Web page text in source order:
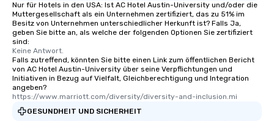
Nur für Hotels in den USA: Ist AC Hotel Austin-University und/oder die
Muttergesellschaft als ein Unternehmen zertifiziert, das zu 51% im
Besitz von Unternehmen unterschiedlicher Herkunft ist? Falls Ja,
geben Sie bitte an, als welche der folgenden Optionen Sie zertifiziert
sind:
Keine Antwort.
Falls zutreffend, könnten Sie bitte einen Link zum öffentlichen Bericht
von AC Hotel Austin-University über seine Verpflichtungen und
Initiativen in Bezug auf Vielfalt, Gleichberechtigung und Integration
angeben?
https://www.marriott.com/diversity/diversity-and-inclusion.mi
GESUNDHEIT UND SICHERHEIT